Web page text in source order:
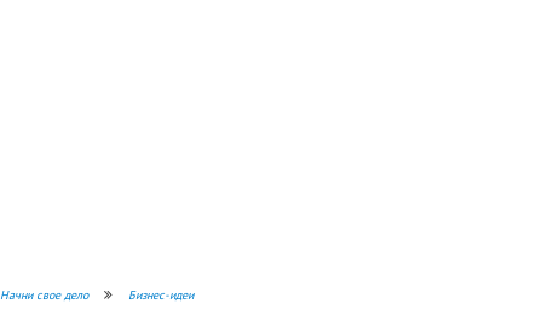
Начни свое дело Бизнес-идеи